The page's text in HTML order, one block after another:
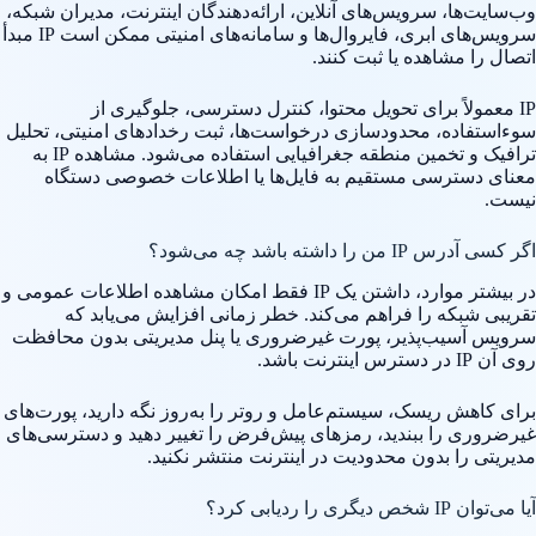
وب‌سایت‌ها، سرویس‌های آنلاین، ارائه‌دهندگان اینترنت، مدیران شبکه،
سرویس‌های ابری، فایروال‌ها و سامانه‌های امنیتی ممکن است IP مبدأ
اتصال را مشاهده یا ثبت کنند.
IP معمولاً برای تحویل محتوا، کنترل دسترسی، جلوگیری از
سوءاستفاده، محدودسازی درخواست‌ها، ثبت رخدادهای امنیتی، تحلیل
ترافیک و تخمین منطقه جغرافیایی استفاده می‌شود. مشاهده IP به
معنای دسترسی مستقیم به فایل‌ها یا اطلاعات خصوصی دستگاه
نیست.
اگر کسی آدرس IP من را داشته باشد چه می‌شود؟
در بیشتر موارد، داشتن یک IP فقط امکان مشاهده اطلاعات عمومی و
تقریبی شبکه را فراهم می‌کند. خطر زمانی افزایش می‌یابد که
سرویس آسیب‌پذیر، پورت غیرضروری یا پنل مدیریتی بدون محافظت
روی آن IP در دسترس اینترنت باشد.
برای کاهش ریسک، سیستم‌عامل و روتر را به‌روز نگه دارید، پورت‌های
غیرضروری را ببندید، رمزهای پیش‌فرض را تغییر دهید و دسترسی‌های
مدیریتی را بدون محدودیت در اینترنت منتشر نکنید.
آیا می‌توان IP شخص دیگری را ردیابی کرد؟